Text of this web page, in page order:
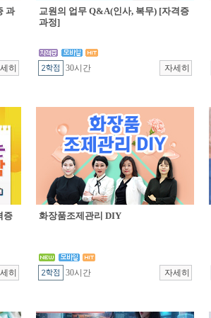
과
교원의 업무 Q&A(인사, 복무) [자격증
과정]
30시간
증
화장품조제관리 DIY
30시간